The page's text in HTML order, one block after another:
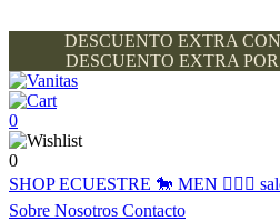
DESCUENTO EXTRA
DESCUENTO EXTRA
0
0
SHOPECUESTRE 🐎 MEN 🙋🏽‍♂️
Sobre Nosotros Contacto